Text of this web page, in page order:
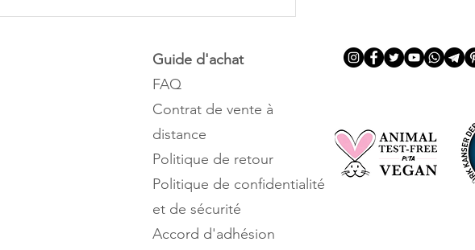
QUE DEVEZ-VOUS
LORSQUE VOUS
CHOISISSEZ UNE CRÈME
CONTRE L'ACNÉ ?
Guide d'achat
FAQ
Contrat de vente à
distance
Politique de retour
Politique de confidentialité
et de sécurité
Accord d'adhésion